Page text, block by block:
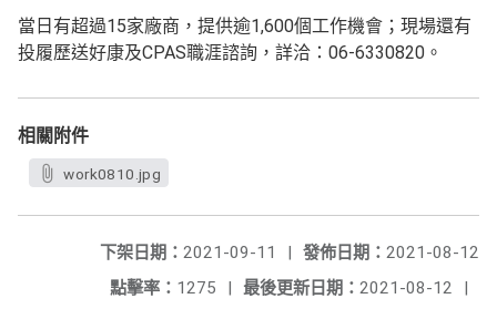
當日有超過15家廠商，提供逾1,600個工作機會；現場還有
投履歷送好康及CPAS職涯諮詢，詳洽：06-6330820。
相關附件
work0810.jpg
發佈日期： 2021-08-12
下架日期： 2021-09-11
|
最後更新日期： 2021-08-12 |
點擊率： 1275 |